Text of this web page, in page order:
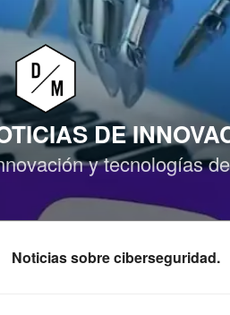
DE
y tecnologías
Noticias sobre ciberseguridad.